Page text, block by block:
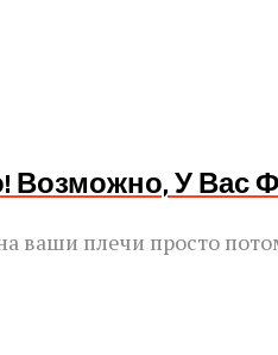
Возможно, У Вас
ваши плечи просто